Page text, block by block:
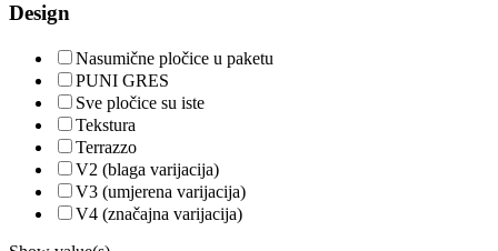
Design
Nasumične pločice u paketu
PUNI GRES
Sve pločice su iste
Tekstura
Terrazzo
V2 (blaga varijacija)
V3 (umjerena varijacija)
V4 (značajna varijacija)